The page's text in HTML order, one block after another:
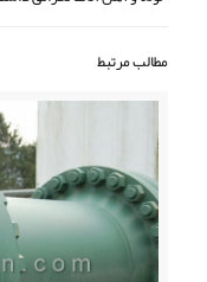
مطالب مرتبط